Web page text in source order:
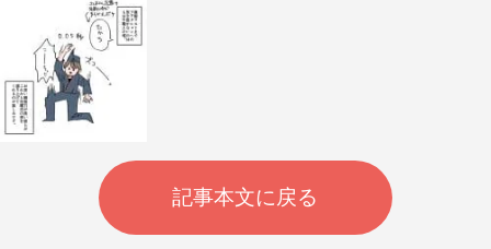
記事本文に戻る